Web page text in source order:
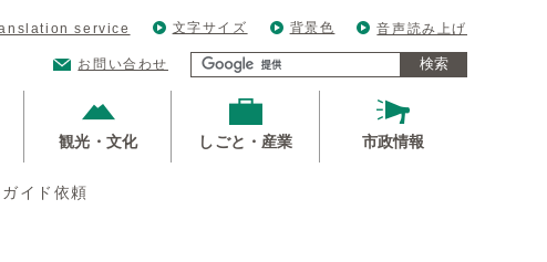
service 文字サイズ 背景色 音声読み上げ
お問い合わせ 検索
観光・文化 しごと・産業 市政情報
イド依頼